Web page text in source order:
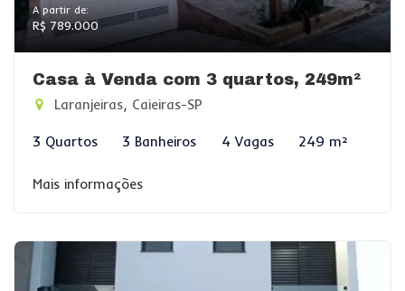
A partir de:
R$ 789.000
Casa à Venda com 3 quartos, 249m²
Laranjeiras, Caieiras-SP
3 Quartos 3 Banheiros 4 Vagas 249 m²
Mais informações